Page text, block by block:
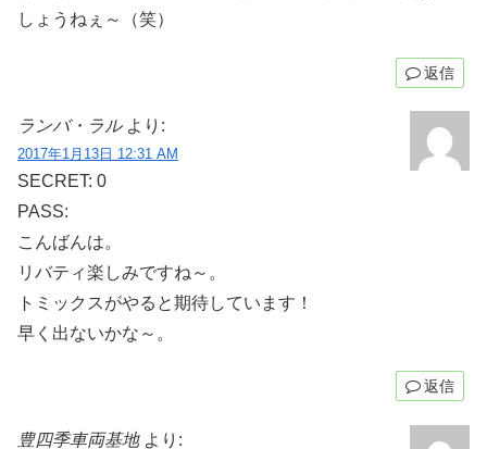
しょうねぇ～（笑）
返信
ランバ・ラル より:
2017年1月13日 12:31 AM
SECRET: 0
PASS:
こんばんは。
リバティ楽しみですね～。
トミックスがやると期待しています！
早く出ないかな～。
返信
豊四季車両基地 より: